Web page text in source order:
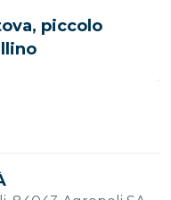
piccolo